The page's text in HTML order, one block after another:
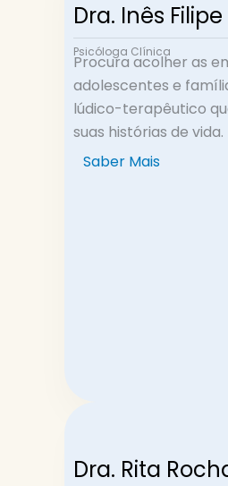
Dra. Inês Filipe
Psicóloga Clínica
Procura acolher as
adolescentes e
lúdico-terapêutico
suas histórias de vida.
Saber Mais
Dra. Rita